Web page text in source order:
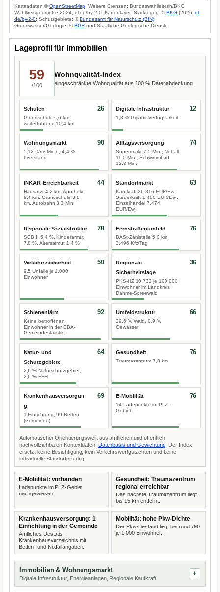
Kartendaten ©OpenStreetMap . Weitere Grenzen: Bundeswahlleiterin/BKG
Wahlkreisgeometrie 2024, dl-de/by-2-0. Kartenlayer: Starkregen: ©BKG (2026) dl-
de/by-2-0; Schutzgebiete: ©Bundesamt für Naturschutz (BfN);
Grundwasser/Geologie: ©BGR und Staatliche Geologische Dienste.
Lageprofil für Immobilien
59
/100
Wohnqualität-Index
eingeschränkte Wohnqualität aus 100 % Datenabdeckung.
Schulen
Grundschule 6,6 km,
weiterführend 10,4 km
26 Digitale Infrastruktur
1,8 % Gigabit-Verfügbarkeit
12
Wohnungsmarkt
5,12 €/m² Miete, 4,4 %
Leerstand
90 Alltagsversorgung
Supermarkt 7,5 Min., Notfall
11,0 Min., Schwimmbad
12,3 Min.
74
INKAR-Erreichbarkeit
Hausarzt 4,2 km, Apotheke
9,4 km, Grundschule 3,8
km, Autobahn 3,3 Min.
44 Standortmarkt
Kaufkraft 26.816 EUR/Ew.,
Steuerkraft 1.486 EUR/Ew.,
Einzelhandel 7.474
EUR/Ew.
63
Regionale Sozialstruktur
SGB II 5,4 %, Kinderarmut
7,8 %, Altersarmut 1,4 %
78 Fernstraßenumfeld
BASt-Zählstelle 5,0 km,
3.496 Kfz/Tag
76
Verkehrssicherheit
9,5 Unfälle je 1.000
Einwohner
50
Regionale
Sicherheitslage
PKS-HZ 10.732 je 100.000
Einwohner im Landkreis
Dahme-Spreewald
36
Schienenlärm
Keine betroffenen
Einwohner in der EBA-
Gemeindestatistik
92 Umfeldstruktur
29,6 % Wald, 0,9 %
Gewässer
66
Natur- und
Schutzgebiete
2,6 % Naturschutzgebiet,
2,6 % FFH
64 Gesundheit
Traumazentrum 7,8 km
76
Krankenhausversorgun
g
1 Einrichtung, 99 Betten
(Gemeinde)
69 E-Mobilität
14 Ladepunkte im PLZ-
Gebiet
76
Automatischer Orientierungswert aus amtlichen und öffentlich
nachvollziehbaren Kontextdaten. Datenbasis und Gewichtung . Der Index
ersetzt keine Besichtigung, kein Verkehrswertgutachten und keine
individuelle Standortprüfung.
E-Mobilität: vorhanden
Ladepunkte im PLZ-Gebiet
nachgewiesen.
Gesundheit: Traumazentrum
regional erreichbar
Das nächste Traumazentrum liegt
bis 15 km entfernt.
Krankenhausversorgung: 1
Einrichtung in der Gemeinde
Amtliches Destatis-
Krankenhausverzeichnis mit
Betten- und Notfallangaben.
Mobilität: hohe Pkw-Dichte
Der Pkw-Bestand liegt bei rund 790
je 1.000 Einwohner.
Immobilien & Wohnungsmarkt
Digitale Infrastruktur, Energieanlagen, Regionale Kaufkraft